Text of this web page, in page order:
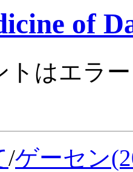
of
トはエラ
/ゲーセン